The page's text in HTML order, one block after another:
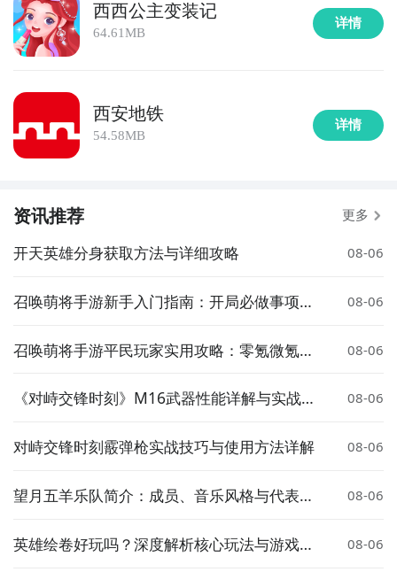
西西公主变装记
64.61MB
详情
西安地铁
54.58MB
详情
资讯推荐 更多
开天英雄分身获取方法与详细攻略 08-06
召唤萌将手游新手入门指南：开局必做事项与
08-06
召唤萌将手游平民玩家实用攻略：零氪微氪也
08-06
《对峙交锋时刻》M16武器性能详解与实战表
08-06
对峙交锋时刻霰弹枪实战技巧与使用方法详解 08-06
望月五羊乐队简介：成员、音乐风格与代表作
08-06
英雄绘卷好玩吗？深度解析核心玩法与游戏体
08-06